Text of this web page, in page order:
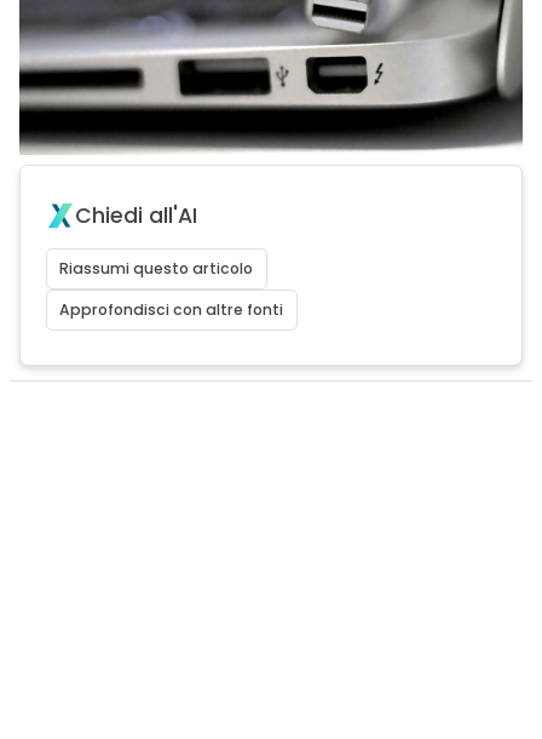
Chiedi all'AI
Riassumi questo articolo
Approfondisci con altre fonti